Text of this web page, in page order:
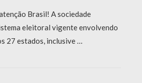
Brasil! A sociedade
eleitoral vigente envolvendo
27 estados, inclusive …